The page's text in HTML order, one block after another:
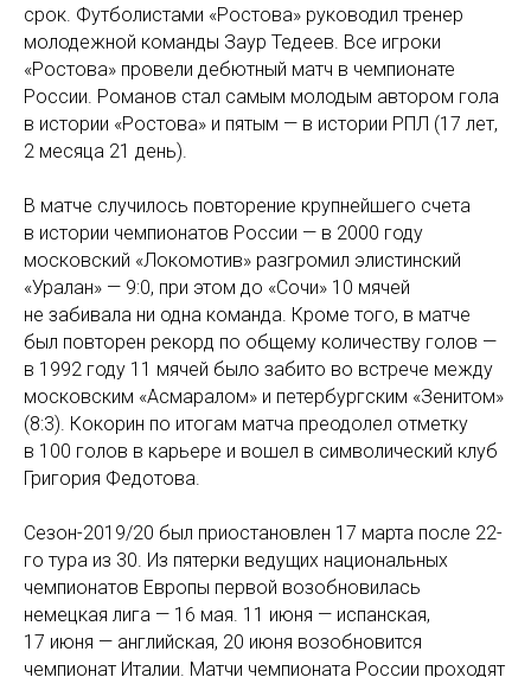
срок. Футболистами «Ростова» руководил тренер
молодежной команды Заур Тедеев. Все игроки
«Ростова» провели дебютный матч в чемпионате
России. Романов стал самым молодым автором гола
в истории «Ростова» и пятым — в истории РПЛ (17 лет,
2 месяца 21 день).
В матче случилось повторение крупнейшего счета
в истории чемпионатов России — в 2000 году
московский «Локомотив» разгромил элистинский
«Уралан» — 9:0, при этом до «Сочи» 10 мячей
не забивала ни одна команда. Кроме того, в матче
был повторен рекорд по общему количеству голов —
в 1992 году 11 мячей было забито во встрече между
московским «Асмаралом» и петербургским «Зенитом»
(8:3). Кокорин по итогам матча преодолел отметку
в 100 голов в карьере и вошел в символический клуб
Григория Федотова.
Сезон-2019/20 был приостановлен 17 марта после 22-
го тура из 30. Из пятерки ведущих национальных
чемпионатов Европы первой возобновилась
немецкая лига — 16 мая. 11 июня — испанская,
17 июня — английская, 20 июня возобновится
чемпионат Италии. Матчи чемпионата России проходят